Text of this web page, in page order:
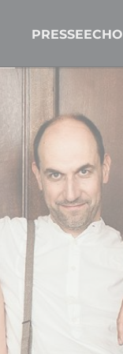
PRESSEECHO